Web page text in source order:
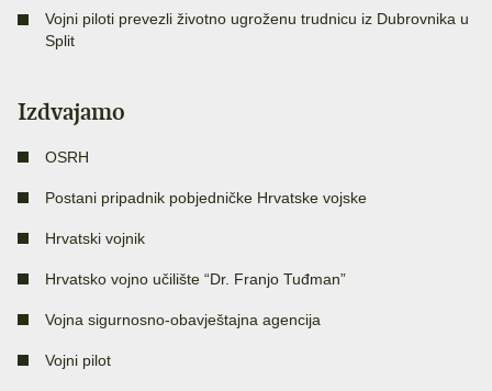
Vojni piloti prevezli životno ugroženu trudnicu iz Dubrovnika u
Split
Izdvajamo
OSRH
Postani pripadnik pobjedničke Hrvatske vojske
Hrvatski vojnik
Hrvatsko vojno učilište “Dr. Franjo Tuđman”
Vojna sigurnosno-obavještajna agencija
Vojni pilot